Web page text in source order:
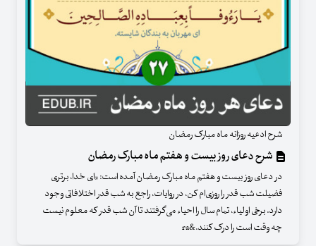
شرح ادعیه روزانه ماه مبارک رمضان
شرح دعای روز بیست‌ و هفتم ماه مبارک رمضان
در دعای روز بیست و هفتم ماه مبارک رمضان آمده است: «ای خدا، برتری
فضیلت شب قدر را روزی‌ام کن، در روایات، راجع به شب قدر اختلافاتی وجود
دارد. برخی اولیاء، تمام سال را احیاء می‌گرفتند تا آن شب قدر که معلوم نیست
چه وقت است را درک کنند.&ra